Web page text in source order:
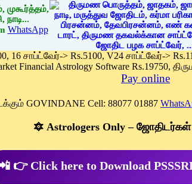
முகூர்த்தம்,
WhatsApp
16 சாப்ட்வேர்-> Rs.5100, V24 சாப்ட்வேர்->
Financial Astrology Software Rs.19750,
Pay online
GOVINDANE Cell: 88077 01887
🔯 Astrologers Only – ஜோதிடர்கள்
👉 Click here to Download